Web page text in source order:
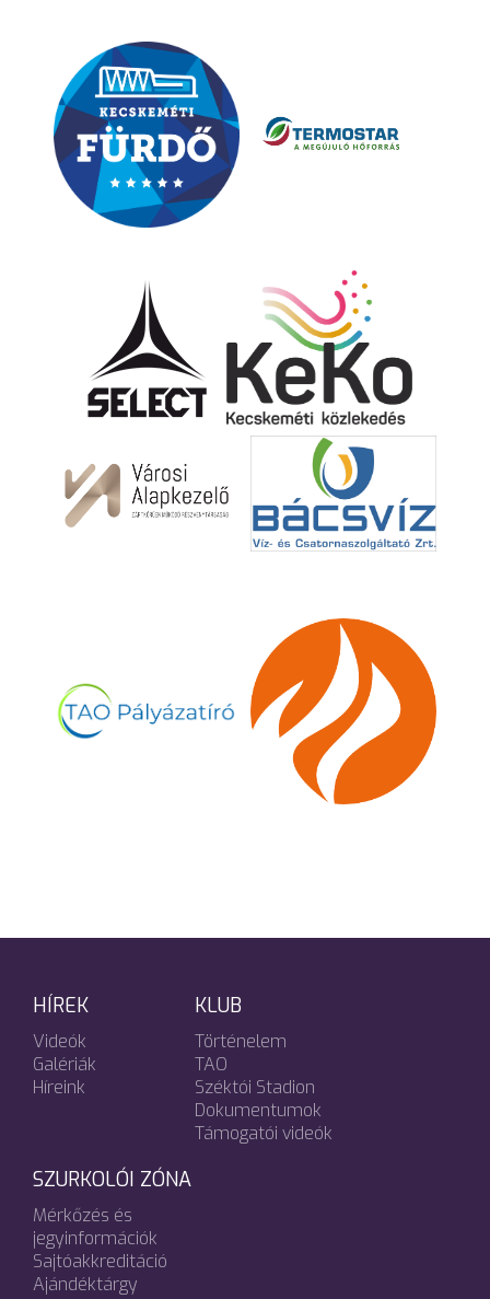
HÍREK
Videók
Galériák
Híreink
KLUB
Történelem
TAO
Széktói Stadion
Dokumentumok
Támogatói videók
SZURKOLÓI ZÓNA
Mérkőzés és
jegyinformációk
Sajtóakkreditáció
Ajándéktárgy